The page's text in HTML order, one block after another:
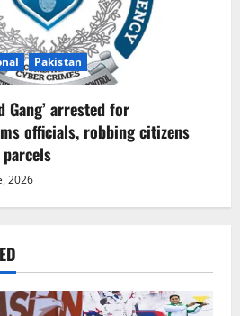
Pakistan
Gang’ arrested for
officials, robbing citizens
2026